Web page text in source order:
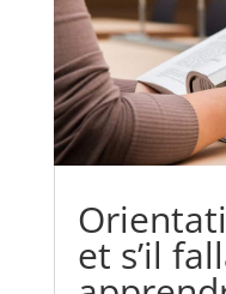
et s’il